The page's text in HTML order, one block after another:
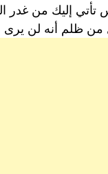
تأتي إليك من غدر
من ظلم أنه لن